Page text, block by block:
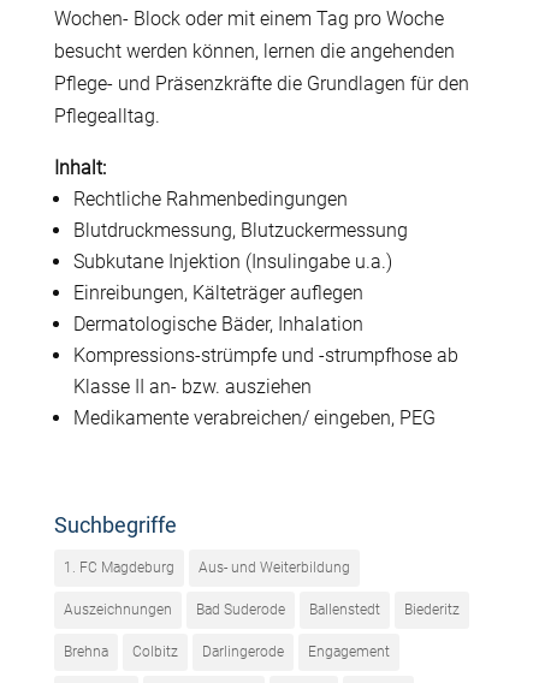
Wochen- Block oder mit einem Tag pro Woche
besucht werden können, lernen die angehenden
Pflege- und Präsenzkräfte die Grundlagen für den
Pflegealltag.
Inhalt:
Rechtliche Rahmenbedingungen
Blutdruckmessung, Blutzuckermessung
Subkutane Injektion (Insulingabe u.a.)
Einreibungen, Kälteträger auflegen
Dermatologische Bäder, Inhalation
Kompressions-strümpfe und -strumpfhose ab
Klasse II an- bzw. ausziehen
Medikamente verabreichen/ eingeben, PEG
Suchbegriffe
1. FC Magdeburg Aus- und Weiterbildung
Auszeichnungen Bad Suderode Ballenstedt Biederitz
Brehna Colbitz Darlingerode Engagement